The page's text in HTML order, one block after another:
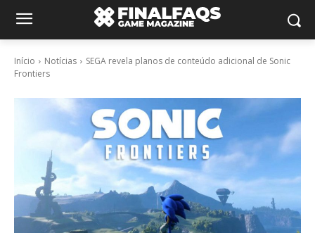
Início Notícias
SEGA revela planos de conteúdo adicional de Sonic
Frontiers